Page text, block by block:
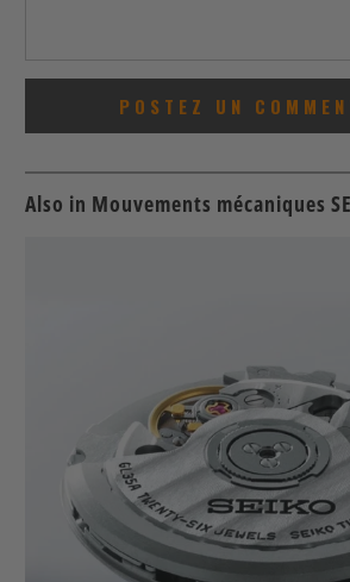
Also in Mouvements mécaniques